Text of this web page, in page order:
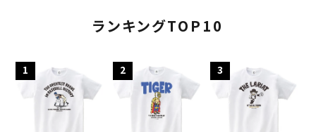
カテゴリー
ランキングTOP10
1 2 3